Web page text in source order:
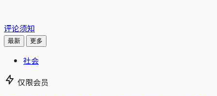
评论须知
最新 更多
社会
仅限会员